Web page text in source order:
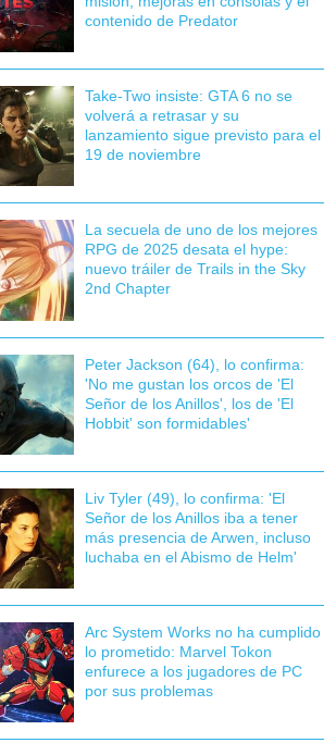
contenido de Predator
Take-Two insiste: GTA 6 no se
volverá a retrasar y su
lanzamiento sigue previsto para el
19 de noviembre
La secuela de uno de los mejores
RPG de 2025 desata el hype:
nuevo tráiler de Trails in the Sky
2nd Chapter
Peter Jackson (64), lo confirma:
'No me gustan los orcos de 'El
Señor de los Anillos', los de 'El
Hobbit' son formidables'
Liv Tyler (49), lo confirma: 'El
Señor de los Anillos iba a tener
más presencia de Arwen, incluso
luchaba en el Abismo de Helm'
Arc System Works no ha cumplido
lo prometido: Marvel Tokon
enfurece a los jugadores de PC
por sus problemas